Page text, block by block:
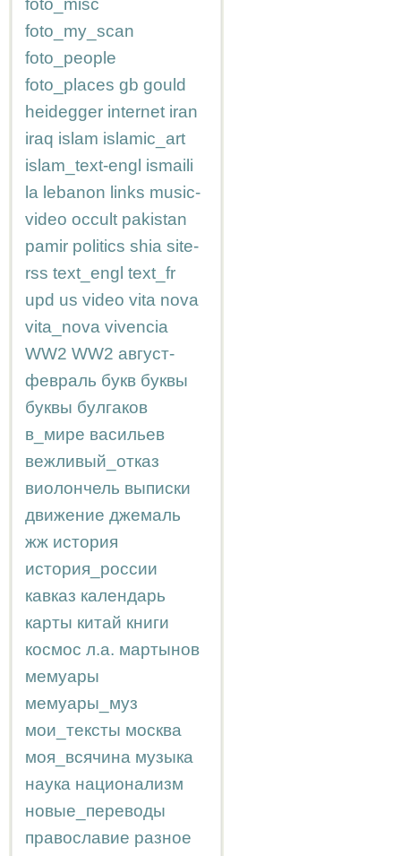
foto_misc
foto_my_scan
foto_people
foto_places gb gould
heidegger internet iran
iraq islam islamic_art
islam_text-engl ismaili
la lebanon links music-
video occult pakistan
pamir politics shia site-
rss text_engl text_fr
upd us video vita nova
vita_nova vivencia
WW2 WW2 август-
февраль букв буквы
буквы булгаков
в_мире васильев
вежливый_отказ
виолончель выписки
движение джемаль
жж история
история_россии
кавказ календарь
карты китай книги
космос л.а. мартынов
мемуары
мемуары_муз
мои_тексты москва
моя_всячина музыка
наука национализм
новые_переводы
православие разное